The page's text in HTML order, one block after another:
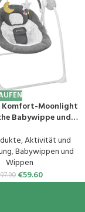
Komfort-Moonlight
Babywippe und
8 Melodien
,Aktivität und
,Babywippen und
Wippen
97.90 €59.60